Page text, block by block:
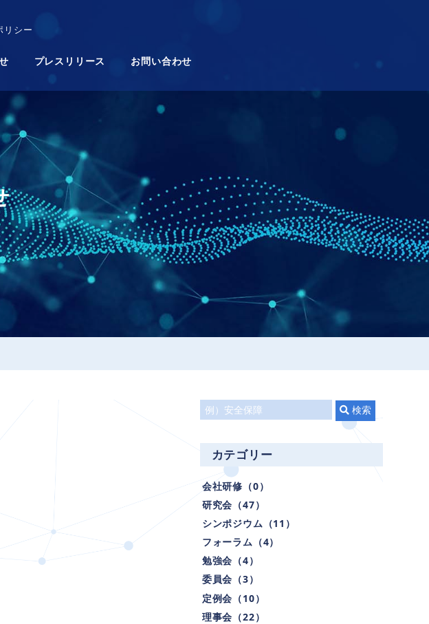
リシー
プレスリリース お問い合わせ
タ
ト
で
検
検索
カテゴリー
会社研修（0）
研究会（47）
シンポジウム（11）
フォーラム（4）
勉強会（4）
委員会（3）
定例会（10）
理事会（22）